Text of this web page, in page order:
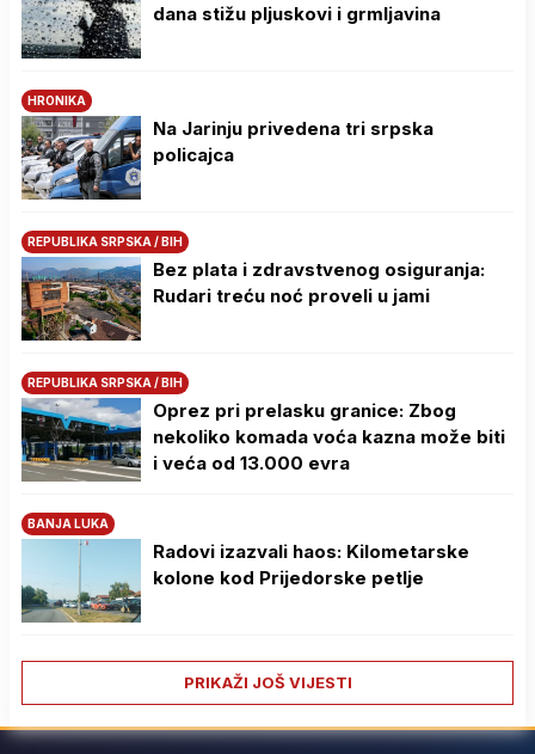
dana stižu pljuskovi i grmljavina
HRONIKA
Na Јarinju privedena tri srpska
policajca
REPUBLIKA SRPSKA / BIH
Bez plata i zdravstvenog osiguranja:
Rudari treću noć proveli u jami
REPUBLIKA SRPSKA / BIH
Oprez pri prelasku granice: Zbog
nekoliko komada voća kazna može biti
i veća od 13.000 evra
BANJA LUKA
Radovi izazvali haos: Kilometarske
kolone kod Prijedorske petlje
PRIKAŽI JOŠ VIJESTI